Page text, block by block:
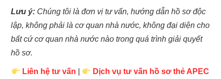
Lưu ý: Chúng tôi là đơn vị tư vấn, hướng dẫn hồ sơ độc
lập, không phải là cơ quan nhà nước, không đại diện cho
bất cứ cơ quan nhà nước nào trong quá trình giải quyết
hồ sơ.
Liên hệ tư vấn Dịch vụ tư vấn hồ sơ thẻ APEC